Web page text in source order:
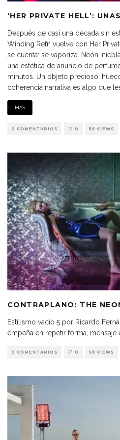
‘HER PRIVATE HELL’:
Después de casi una década sin
Winding Refn vuelve con Her
se cuenta: se vaporiza. Neón,
una estética de anuncio de
minutos. Un objeto precioso,
coherencia narrativa es algo que
MÁS
0 COMENTARIOS 0 56 VIEWS
CONTRAPLANO: THE
Estilismo vacío 5 por Ricardo
empeña en repetir forma, mensaje
0 COMENTARIOS 0 58 VIEWS